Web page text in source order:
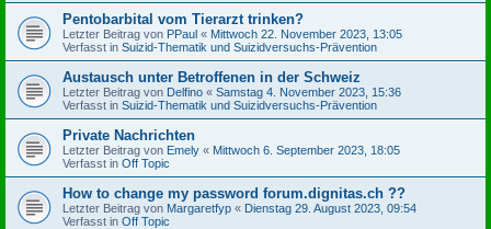
Pentobarbital vom Tierarzt trinken?
Letzter Beitrag von PPaul « Mittwoch 22. November 2023, 13:05
Verfasst in Suizid-Thematik und Suizidversuchs-Prävention
Austausch unter Betroffenen in der Schweiz
Letzter Beitrag von Delfino « Samstag 4. November 2023, 15:36
Verfasst in Suizid-Thematik und Suizidversuchs-Prävention
Private Nachrichten
Letzter Beitrag von Emely « Mittwoch 6. September 2023, 18:05
Verfasst in Off Topic
How to change my password forum.dignitas.ch ??
Letzter Beitrag von Margaretfyp « Dienstag 29. August 2023, 09:54
Verfasst in Off Topic